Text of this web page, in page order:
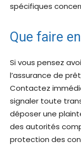
spécifiques
Que faire
Si vous pensez
l’assurance de
Contactez
signaler toute
déposer une
des autorités
protection des